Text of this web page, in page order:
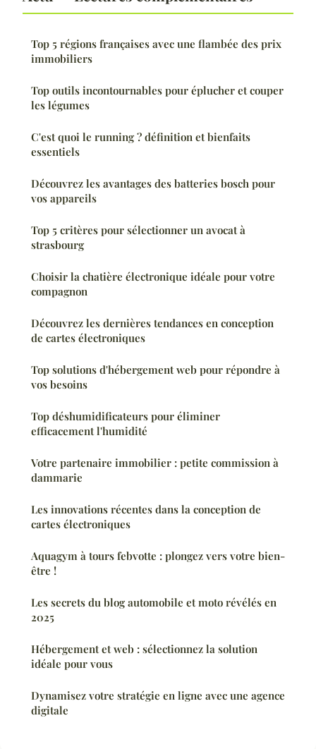
Top 5 régions françaises avec une flambée des prix
immobiliers
Top outils incontournables pour éplucher et couper
les légumes
C'est quoi le running ? définition et bienfaits
essentiels
Découvrez les avantages des batteries bosch pour
vos appareils
Top 5 critères pour sélectionner un avocat à
strasbourg
Choisir la chatière électronique idéale pour votre
compagnon
Découvrez les dernières tendances en conception
de cartes électroniques
Top solutions d'hébergement web pour répondre à
vos besoins
Top déshumidificateurs pour éliminer
efficacement l'humidité
Votre partenaire immobilier : petite commission à
dammarie
Les innovations récentes dans la conception de
cartes électroniques
Aquagym à tours febvotte : plongez vers votre bien-
être !
Les secrets du blog automobile et moto révélés en
2025
Hébergement et web : sélectionnez la solution
idéale pour vous
Dynamisez votre stratégie en ligne avec une agence
digitale